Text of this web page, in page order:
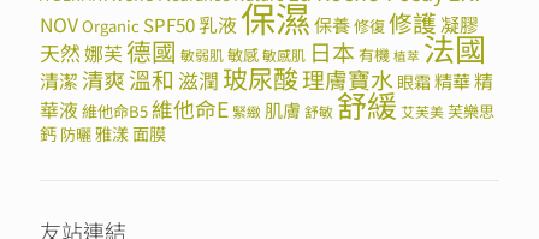
NOVOrganic SPF50乳液保濕保養修復修護 凝膠
天然娜芙德國 敏弱肌敏感敏感肌 日本 有機 植萃 法國
清潔清爽溫和 滋潤 玻尿酸理膚寶水 眼霜精華精
華液維他命B5 維他命E 緊緻 肌膚 舒敏舒緩 艾芙美芙樂思
鈣 防曬雅漾面膜
友站連結